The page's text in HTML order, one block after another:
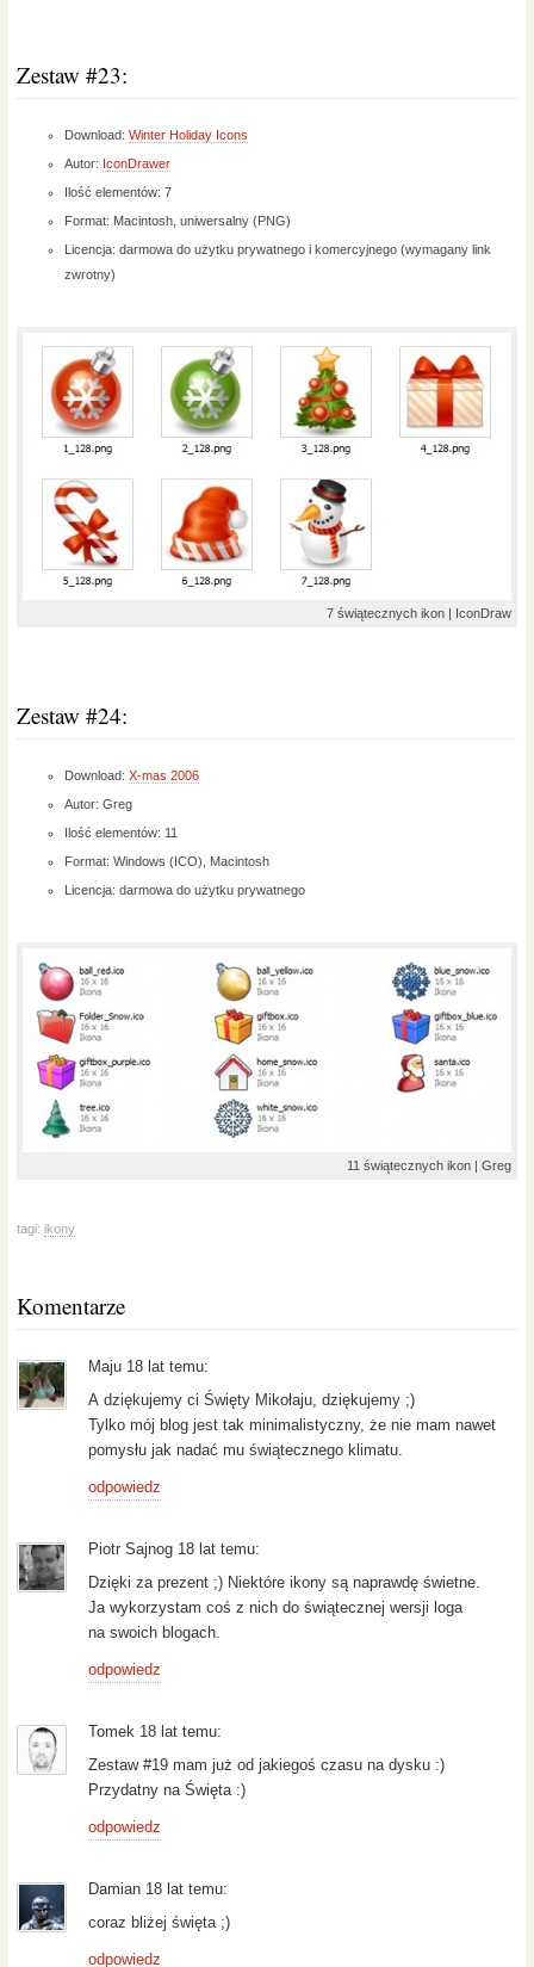
Zestaw #23:
Download: Winter Holiday Icons
Autor: IconDrawer
Ilość elementów: 7
Format: Macintosh, uniwersalny (PNG)
Licencja: darmowa do użytku prywatnego i komercyjnego (wymagany link
zwrotny)
7 świątecznych ikon | IconDraw
Zestaw #24:
Download: X-mas 2006
Autor: Greg
Ilość elementów: 11
Format: Windows (ICO), Macintosh
Licencja: darmowa do użytku prywatnego
11 świątecznych ikon | Greg
tagi: ikony
Komentarze
Maju 18 lat temu:
A dziękujemy ci Święty Mikołaju, dziękujemy ;)
Tylko mój blog jest tak minimalistyczny, że nie mam nawet
pomysłu jak nadać mu świątecznego klimatu.
odpowiedz
Piotr Sajnog 18 lat temu:
Dzięki za prezent ;) Niektóre ikony są naprawdę świetne.
Ja wykorzystam coś z nich do świątecznej wersji loga
na swoich blogach.
odpowiedz
Tomek 18 lat temu:
Zestaw #19 mam już od jakiegoś czasu na dysku :)
Przydatny na Święta :)
odpowiedz
Damian 18 lat temu:
coraz bliżej święta ;)
odpowiedz